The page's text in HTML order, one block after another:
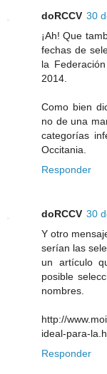
doRCCV 30
¡Ah! Que
fechas de
la
2014.
Como bien
no de una
categorías
Occitania.
Responder
doRCCV 30
Y otro
serían las
un artículo
posible
nombres.
http://
ideal-para-
Responder